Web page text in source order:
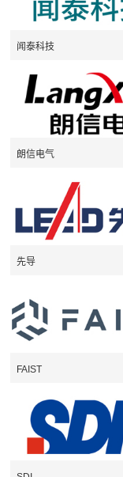
闻泰科技
朗信电气
先导
FAIST